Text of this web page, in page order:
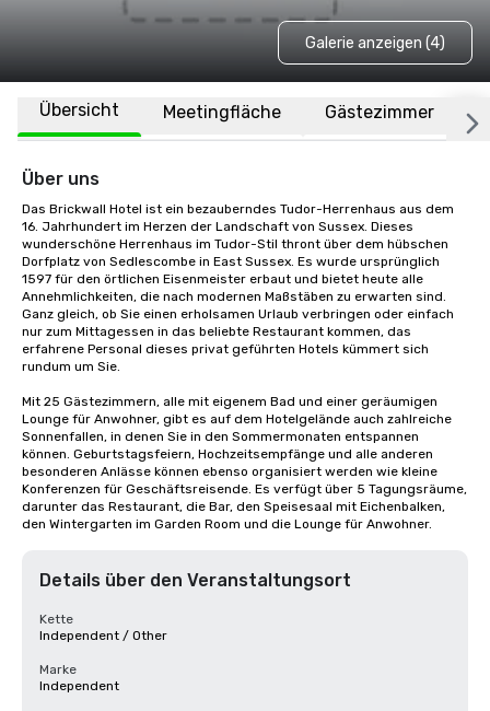
Galerie anzeigen (4)
Übersicht Meetingfläche Gästezimmer
Über uns
Das Brickwall Hotel ist ein bezauberndes Tudor-Herrenhaus aus dem
16. Jahrhundert im Herzen der Landschaft von Sussex. Dieses
wunderschöne Herrenhaus im Tudor-Stil thront über dem hübschen
Dorfplatz von Sedlescombe in East Sussex. Es wurde ursprünglich
1597 für den örtlichen Eisenmeister erbaut und bietet heute alle
Annehmlichkeiten, die nach modernen Maßstäben zu erwarten sind.
Ganz gleich, ob Sie einen erholsamen Urlaub verbringen oder einfach
nur zum Mittagessen in das beliebte Restaurant kommen, das
erfahrene Personal dieses privat geführten Hotels kümmert sich
rundum um Sie.
Mit 25 Gästezimmern, alle mit eigenem Bad und einer geräumigen
Lounge für Anwohner, gibt es auf dem Hotelgelände auch zahlreiche
Sonnenfallen, in denen Sie in den Sommermonaten entspannen
können. Geburtstagsfeiern, Hochzeitsempfänge und alle anderen
besonderen Anlässe können ebenso organisiert werden wie kleine
Konferenzen für Geschäftsreisende. Es verfügt über 5 Tagungsräume,
darunter das Restaurant, die Bar, den Speisesaal mit Eichenbalken,
den Wintergarten im Garden Room und die Lounge für Anwohner.
Details über den Veranstaltungsort
Kette
Independent / Other
Marke
Independent